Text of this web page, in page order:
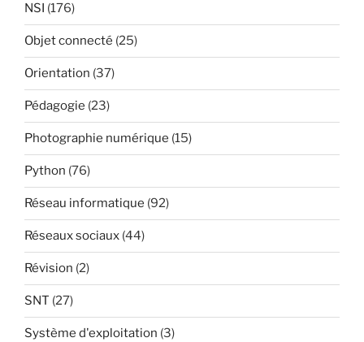
NSI (176)
Objet connecté (25)
Orientation (37)
Pédagogie (23)
Photographie numérique (15)
Python (76)
Réseau informatique (92)
Réseaux sociaux (44)
Révision (2)
SNT (27)
Système d'exploitation (3)